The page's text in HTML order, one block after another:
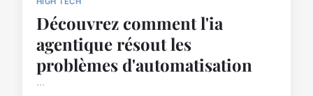
Découvrez comment l'ia
agentique résout les
problèmes d'automatisation
...